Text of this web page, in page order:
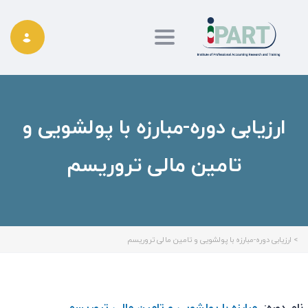
Toggle navigation
ارزیابی دوره-مبارزه با پولشویی و
تامین مالی تروریسم
> ارزیابی دوره-مبارزه با پولشویی و تامین مالی تروریسم